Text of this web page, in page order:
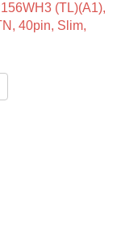
(TL)(A1),
40pin, Slim,